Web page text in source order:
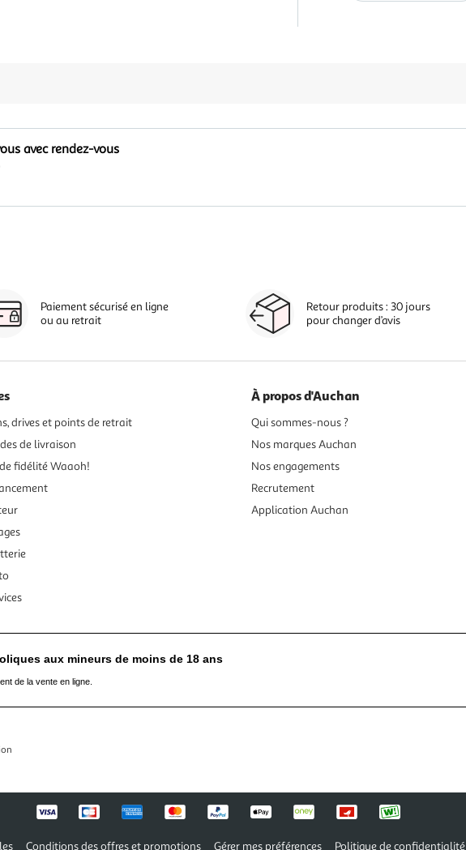
avec rendez-vous
Paiement sécurisé en ligne
ou au retrait
Retour produits : 30 jours
pour changer d’avis
drives et points de retrait
de livraison
fidélité Waaoh!
À propos d'Auchan
Qui sommes-nous ?
Nos marques Auchan
Nos engagements
Recrutement
Application Auchan
aux mineurs de moins de 18 ans
de la vente en ligne.
Conditions des offres et promotions Gérer mes préférences Politique de confidentialité